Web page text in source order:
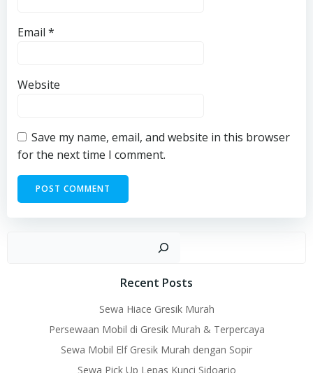
Email *
Website
Save my name, email, and website in this browser
for the next time I comment.
Recent Posts
Sewa Hiace Gresik Murah
Persewaan Mobil di Gresik Murah & Terpercaya
Sewa Mobil Elf Gresik Murah dengan Sopir
Sewa Pick Up Lepas Kunci Sidoarjo